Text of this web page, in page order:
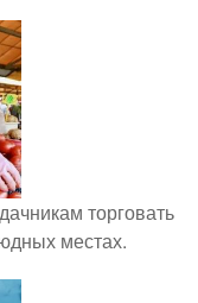
торговать
местах.